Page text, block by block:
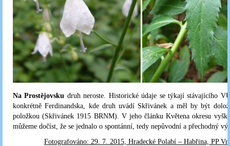
Na Prostějovsku druh neroste. Historické údaje se týkají stávajícího
konkrétně Ferdinandska, kde druh uvádí Skřivánek a měl by být
položkou (Skřivánek 1915 BRNM). V jeho článku Květena okresu
můžeme dočíst, že se jednalo o spontánní, tedy nepůvodní a přechodný
Fotografováno: 29. 7. 2015, Hradecké Polabí – Habřina, PP